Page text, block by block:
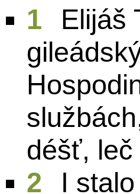
1
Elijáš
déšť, leč
2
I